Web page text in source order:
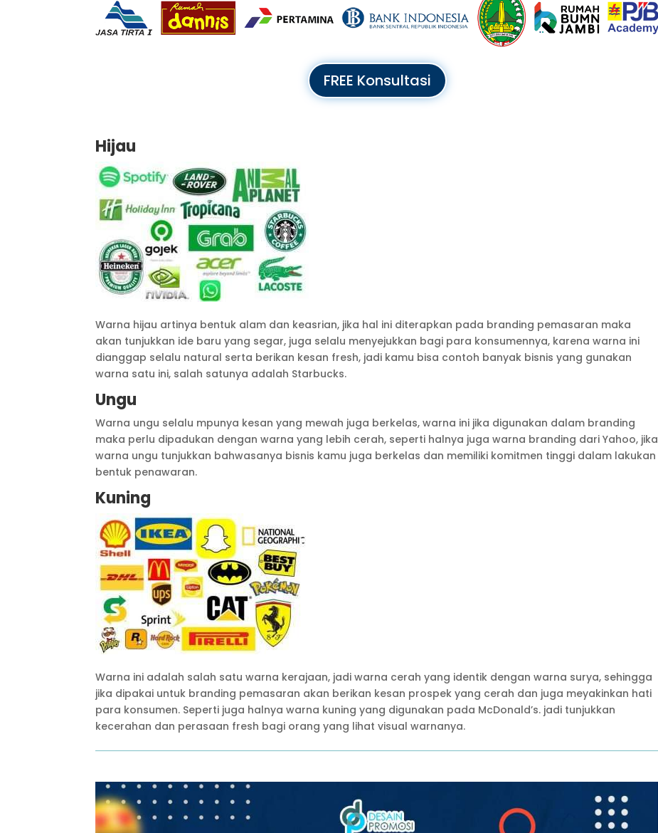
FREE Konsultasi
Hijau
Warna hijau artinya bentuk alam dan keasrian, jika hal ini diterapkan pada branding pemasaran maka
akan tunjukkan ide baru yang segar, juga selalu menyejukkan bagi para konsumennya, karena warna ini
dianggap selalu natural serta berikan kesan fresh, jadi kamu bisa contoh banyak bisnis yang gunakan
warna satu ini, salah satunya adalah Starbucks.
Ungu
Warna ungu selalu mpunya kesan yang mewah juga berkelas, warna ini jika digunakan dalam branding
maka perlu dipadukan dengan warna yang lebih cerah, seperti halnya juga warna branding dari Yahoo, jika
warna ungu tunjukkan bahwasanya bisnis kamu juga berkelas dan memiliki komitmen tinggi dalam lakukan
bentuk penawaran.
Kuning
Warna ini adalah salah satu warna kerajaan, jadi warna cerah yang identik dengan warna surya, sehingga
jika dipakai untuk branding pemasaran akan berikan kesan prospek yang cerah dan juga meyakinkan hati
para konsumen. Seperti juga halnya warna kuning yang digunakan pada McDonald’s. jadi tunjukkan
kecerahan dan perasaan fresh bagi orang yang lihat visual warnanya.